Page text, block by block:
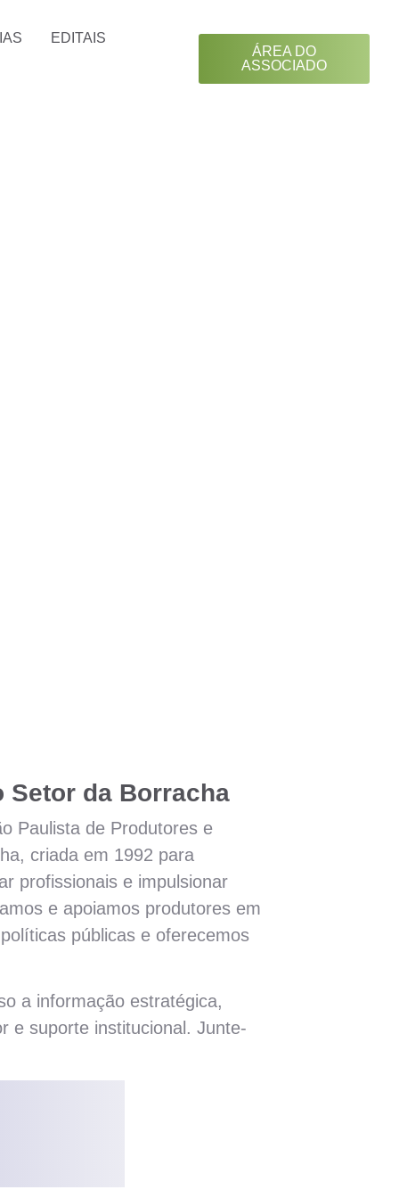
EDITAIS
ÁREA DO
ASSOCIADO
Setor da Borracha
Paulista de Produtores e
criada em 1992 para
profissionais e impulsionar
e apoiamos produtores em
públicas e oferecemos
a informação estratégica,
e suporte institucional. Junte-